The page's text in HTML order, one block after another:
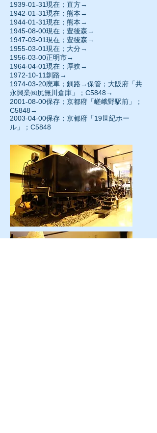
1939-01-31現在；直方→
1942-01-31現在；熊本→
1944-01-31現在；熊本→
1945-08-00現在；豊後森→
1947-03-01現在；豊後森→
1955-03-01現在；大分→
1956-03-00正明市→
1964-04-01現在；厚狭→
1972-10-11釧路→
1974-03-20廃車；釧路→保管；大阪府「共
永興業㈱尻無川倉庫」；C5848→
2001-08-00保存；京都府「嵯峨野駅前」；
C5848→
2003-04-00保存；京都府「19世紀ホー
ル」；C5848